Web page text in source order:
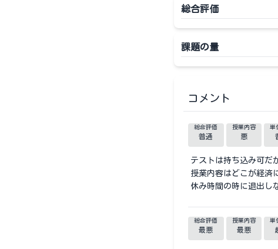
総合評価
課題の量
コメント
総合評価
普通
授業内容
悪
単
テストは持ち込み可だ
授業内容はどこが経済
休み時間の時に退出し
総合評価
最悪
授業内容
最悪
単